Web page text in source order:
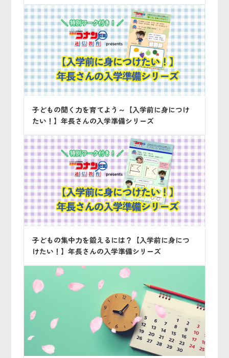
子どもの聞く力を育てよう～【入学前に身につけ
たい！】年長さんの入学準備シリーズ
子どもの集中力を鍛えるには？【入学前に身につ
けたい！】年長さんの入学準備シリーズ